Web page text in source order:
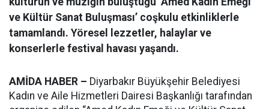
ve Kültür Sanat Buluşması’ coşkulu etkinliklerle
tamamlandı. Yöresel lezzetler, halaylar ve
konserlerle festival havası yaşandı.
AMİDA HABER – Diyarbakır Büyükşehir Belediyesi
Kadın ve Aile Hizmetleri Dairesi Başkanlığı tarafından